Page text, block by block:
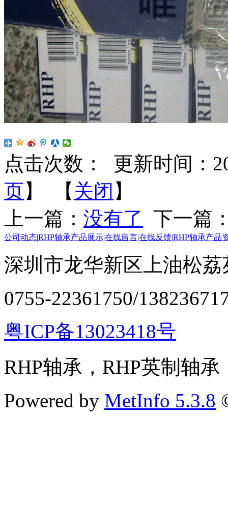
点击次数：
更新时间：
页】 【 关闭 】
上一篇： 没有了 下一篇
公司动态RHP轴承产品展示在线留言在线反馈RHP轴承产品
深圳市龙华新区上油松
0755-22361750/
粤ICP备13023418号
RHP轴承，RHP英制轴
Powered by MetInfo 5.3.8